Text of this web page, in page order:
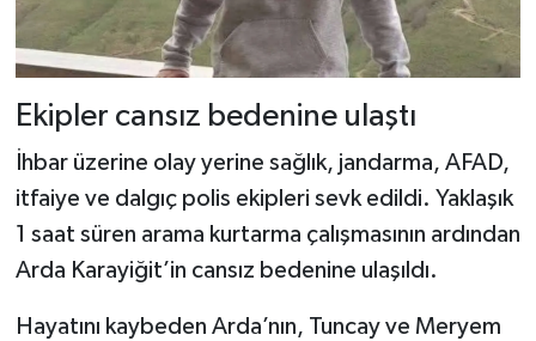
Ekipler cansız bedenine ulaştı
İhbar üzerine olay yerine sağlık, jandarma, AFAD,
itfaiye ve dalgıç polis ekipleri sevk edildi. Yaklaşık
1 saat süren arama kurtarma çalışmasının ardından
Arda Karayiğit’in cansız bedenine ulaşıldı.
Hayatını kaybeden Arda’nın, Tuncay ve Meryem
Dünya Haberleri
Yerel Haberler